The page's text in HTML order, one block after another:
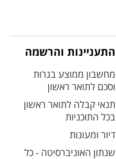
התעניינות והרשמה
מחשבון ממוצע בגרות
וסכם לתואר ראשון
תנאי קבלה לתואר ראשון
בכל התוכניות
דיור ומעונות
שנתון האוניברסיטה - כל